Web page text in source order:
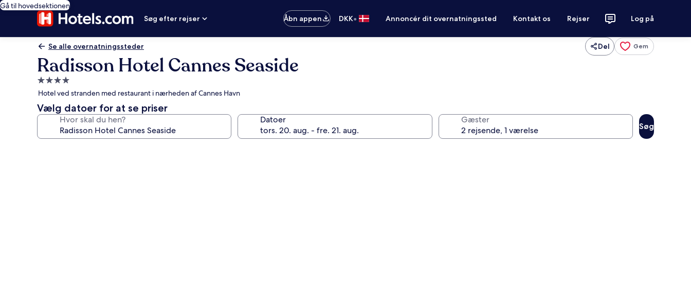
Gå til hovedsektionen
Søg efter rejser
Åbn appen DKK• Annoncér dit overnatningssted Kontakt os Rejser Log på
Se alle overnatningssteder Del Gem
Radisson Hotel Cannes Seaside
4.0-
stjernet
overnatningssted
Hotel ved stranden med restaurant i nærheden af Cannes Havn
Vælg datoer for at se priser
Hvor skal du hen? Datoer Gæster
Søg